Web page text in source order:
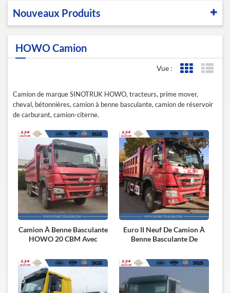
Nouveaux Produits
HOWO Camion
Vue : Affichage
Camion de marque SINOTRUK HOWO, tracteurs, prime mover,
cheval, bétonnières, camion à benne basculante, camion de réservoir
de carburant, camion-citerne.
Camion À Benne Basculante
HOWO 20 CBM Avec
Euro II Neuf De Camion À
Benne Basculante De
Avec Le Moteur 336HP